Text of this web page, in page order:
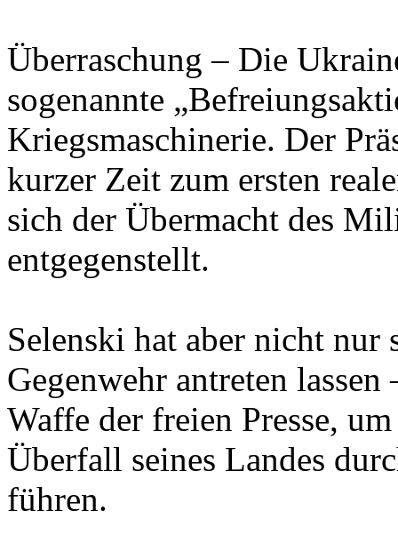
Überraschung – Die
sogenannte
Kriegsmaschinerie. Der
kurzer Zeit zum ersten
sich der Übermacht des
entgegenstellt.
Selenski hat aber nicht nur
Gegenwehr antreten
Waffe der freien Presse,
Überfall seines Landes
führen.